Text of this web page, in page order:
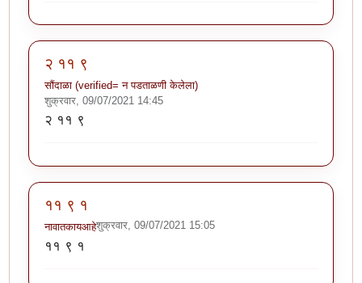
२ ११ ९
सौंदाळा (verified= न पडताळणी केलेला)
शुक्रवार, 09/07/2021 14:45
२ ११ ९
११ ९ १
नावातकायआहेशुक्रवार, 09/07/2021 15:05
११ ९ १